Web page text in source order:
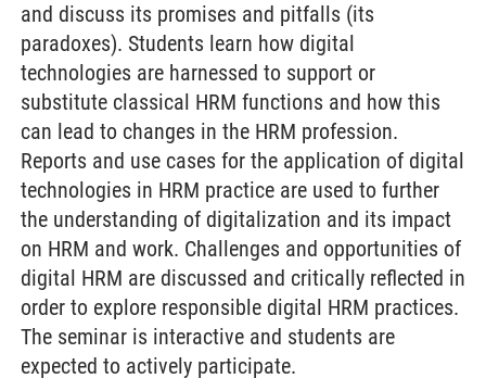
and discuss its promises and pitfalls (its
paradoxes). Students learn how digital
technologies are harnessed to support or
substitute classical HRM functions and how this
can lead to changes in the HRM profession.
Reports and use cases for the application of digital
technologies in HRM practice are used to further
the understanding of digitalization and its impact
on HRM and work. Challenges and opportunities of
digital HRM are discussed and critically reflected in
order to explore responsible digital HRM practices.
The seminar is interactive and students are
expected to actively participate.